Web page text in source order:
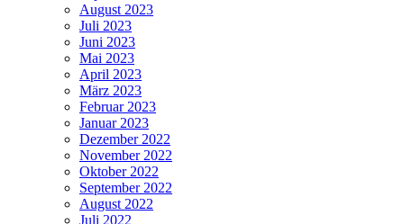
August 2023
Juli 2023
Juni 2023
Mai 2023
April 2023
März 2023
Februar 2023
Januar 2023
Dezember 2022
November 2022
Oktober 2022
September 2022
August 2022
Juli 2022